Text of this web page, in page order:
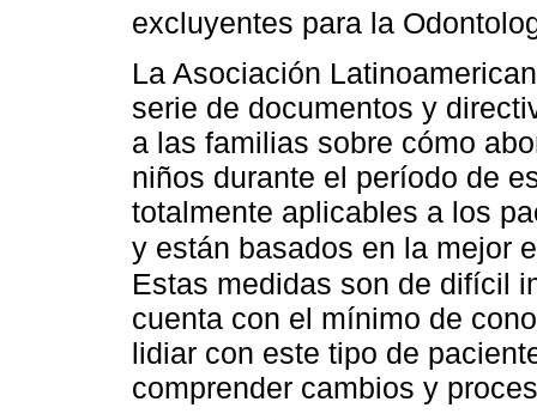
excluyentes para la
La Asociación
serie de documentos y
a las familias sobre cómo
niños durante el período de
totalmente aplicables a los
y están basados en la mejor
Estas medidas son de difícil
cuenta con el mínimo de
lidiar con este tipo de
comprender cambios y